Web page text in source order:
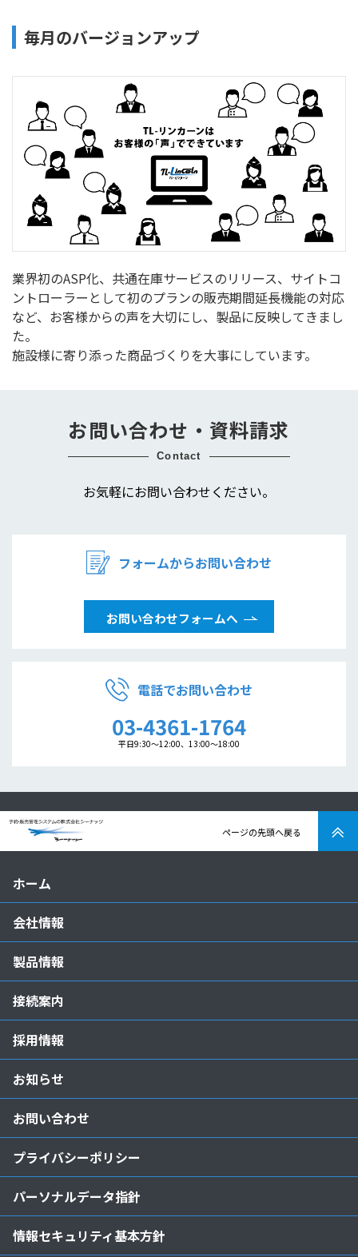
毎月のバージョンアップ
業界初のASP化、共通在庫サービスのリリース、サイトコ
ントローラーとして初のプランの販売期間延長機能の対応
など、お客様からの声を大切にし、製品に反映してきまし
た。
施設様に寄り添った商品づくりを大事にしています。
お問い合わせ・資料請求
contact
お気軽にお問い合わせください。
フォームからお問い合わせ
お問い合わせフォームへ
電話でお問い合わせ
03-4361-1764
平日9:30～12:00、13:00～18:00
ページの先頭へ戻る
ホーム
会社情報
製品情報
接続案内
採用情報
お知らせ
お問い合わせ
プライバシーポリシー
パーソナルデータ指針
情報セキュリティ基本方針